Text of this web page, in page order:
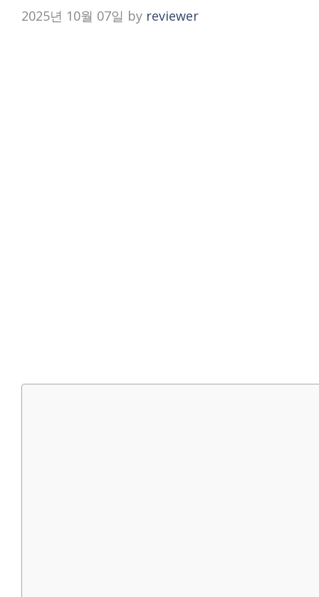
2025년 10월 07일 by reviewer